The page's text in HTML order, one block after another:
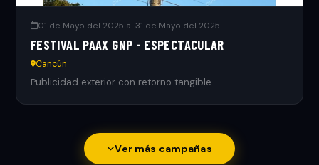
01 de Mayo del 2025 al 31 de Mayo del 2025
FESTIVAL PAAX GNP - ESPECTACULAR
Cancún
Publicidad exterior con retorno tangible.
Ver más campañas